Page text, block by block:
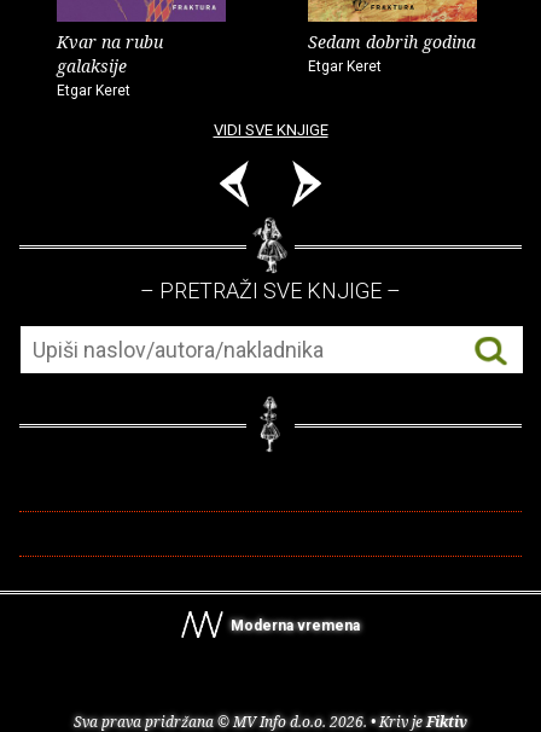
Kvar na rubu
galaksije
Etgar Keret
Sedam dobrih godina
Etgar Keret
VIDI SVE KNJIGE
– PRETRAŽI SVE KNJIGE –
Moderna vremena
Sva prava pridržana © MV Info d.o.o. 2026. • Kriv jeFiktiv